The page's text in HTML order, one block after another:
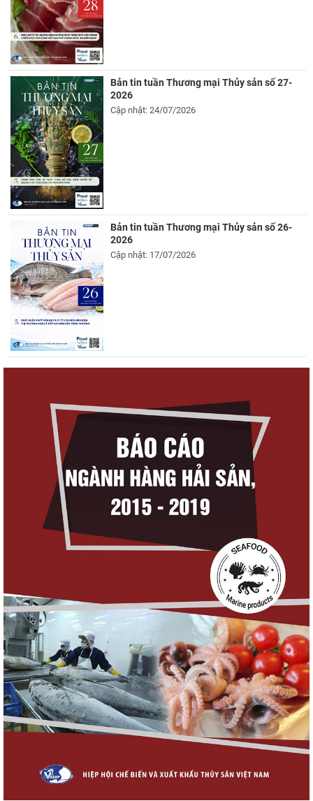
Bản tin tuần Thương mại Thủy sản số 27-
2026
Cập nhật: 24/07/2026
Bản tin tuần Thương mại Thủy sản số 26-
2026
Cập nhật: 17/07/2026